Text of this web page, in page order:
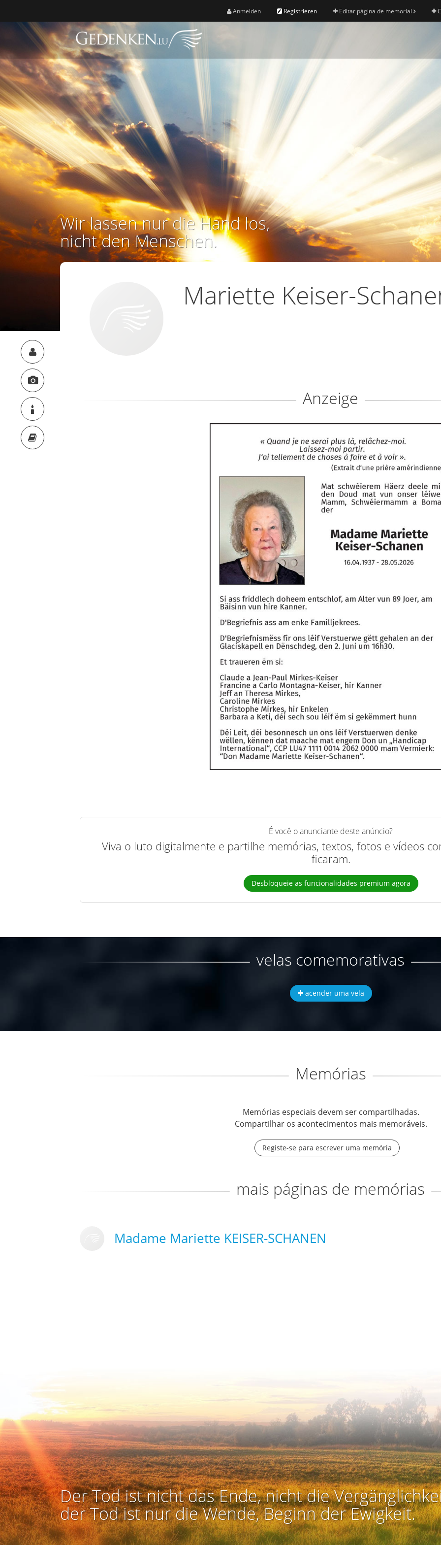
Anmelden Registrieren Editar página de memorial
Wir lassen nur die Hand los,
nicht den Menschen.
Mariette Keiser-
Anzeige
É você o anunciante deste anúncio?
Viva o luto digitalmente e partilhe memórias, textos, fotos e vídeos
ficaram.
Desbloqueie as funcionalidades premium agora
velas comemorativas
acender uma vela
Memórias
Memórias especiais devem ser compartilhadas.
Compartilhar os acontecimentos mais memoráveis.
Registe-se para escrever uma memória
mais páginas de memórias
Madame Mariette KEISER-SCHANEN
Der Tod ist nicht das Ende, nicht die
der Tod ist nur die Wende, Beginn der Ewigkeit.